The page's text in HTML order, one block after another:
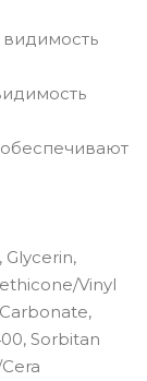
Vinyl
Sorbitan